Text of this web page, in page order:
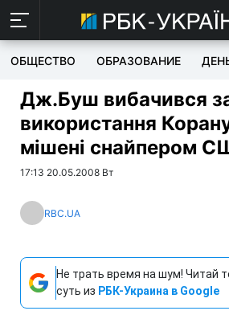
ОБЩЕСТВО ОБРАЗОВАНИЕ
Дж.Буш вибачився
використання
мішені снайпером
17:13 20.05.2008 Вт
RBC.UA
Не трать время на шум! Читай
суть из РБК-Украина в Google